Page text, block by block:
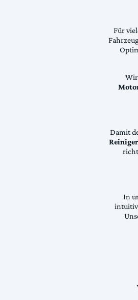
Für
Wir
Damit
Reiniger
In